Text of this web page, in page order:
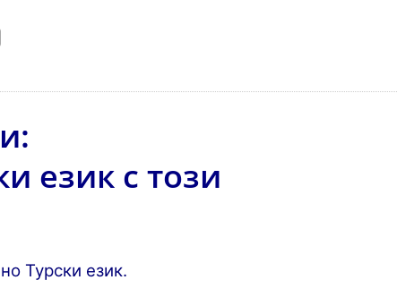
език с този
Турски език.